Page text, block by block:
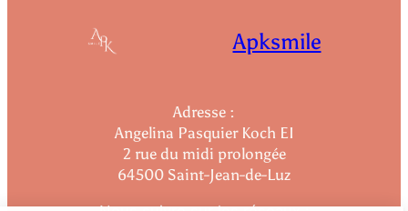
Apksmile
Adresse :
Angelina Pasquier Koch EI
2 rue du midi prolongée
64500 Saint-Jean-de-Luz